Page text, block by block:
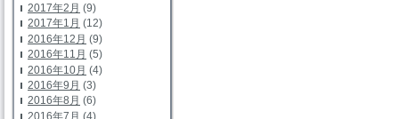
2017年2月 (9)
2017年1月 (12)
2016年12月 (9)
2016年11月 (5)
2016年10月 (4)
2016年9月 (3)
2016年8月 (6)
2016年7月 (4)